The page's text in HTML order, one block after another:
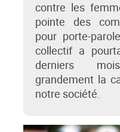
contre les
pointe des
pour porte-
collectif a
derniers
grandement la
notre société.